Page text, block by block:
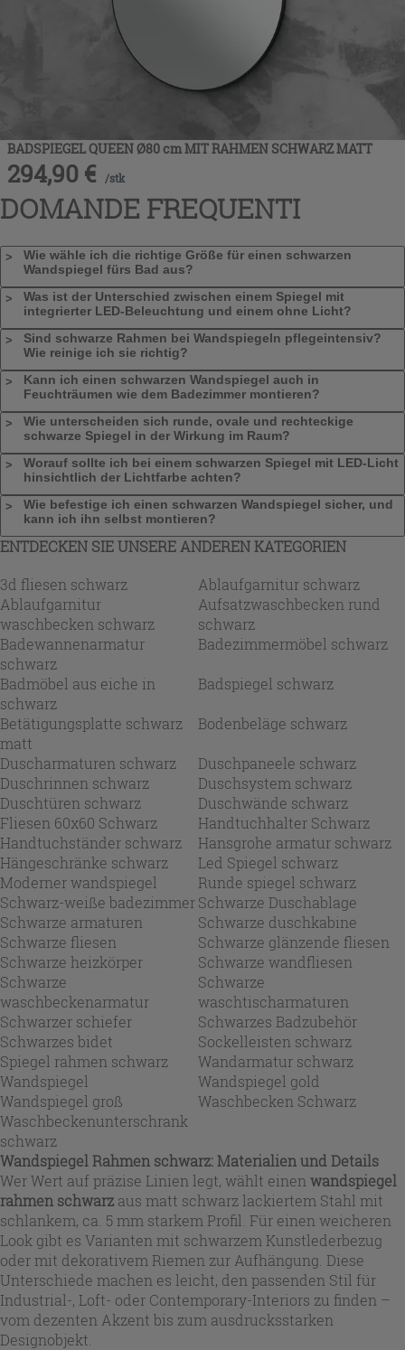
BADSPIEGEL QUEEN Ø80 cm MIT RAHMEN SCHWARZ MATT
294,90 € /stk
DOMANDE FREQUENTI
Wie wähle ich die richtige Größe für einen schwarzen
Wandspiegel fürs Bad aus?
Was ist der Unterschied zwischen einem Spiegel mit
integrierter LED-Beleuchtung und einem ohne Licht?
Sind schwarze Rahmen bei Wandspiegeln pflegeintensiv?
Wie reinige ich sie richtig?
Kann ich einen schwarzen Wandspiegel auch in
Feuchträumen wie dem Badezimmer montieren?
Wie unterscheiden sich runde, ovale und rechteckige
schwarze Spiegel in der Wirkung im Raum?
Worauf sollte ich bei einem schwarzen Spiegel mit LED-Licht
hinsichtlich der Lichtfarbe achten?
Wie befestige ich einen schwarzen Wandspiegel sicher, und
kann ich ihn selbst montieren?
ENTDECKEN SIE UNSERE ANDEREN KATEGORIEN
3d fliesen schwarz
Ablaufgarnitur schwarz
Ablaufgarnitur
waschbecken schwarz
Aufsatzwaschbecken rund
schwarz
Badewannenarmatur
schwarz
Badezimmermöbel schwarz
Badmöbel aus eiche in
schwarz
Badspiegel schwarz
Betätigungsplatte schwarz
matt
Bodenbeläge schwarz
Duscharmaturen schwarz
Duschpaneele schwarz
Duschrinnen schwarz
Duschsystem schwarz
Duschtüren schwarz
Duschwände schwarz
Fliesen 60x60 Schwarz
Handtuchhalter Schwarz
Handtuchständer schwarz
Hansgrohe armatur schwarz
Hängeschränke schwarz
Led Spiegel schwarz
Moderner wandspiegel
Runde spiegel schwarz
Schwarz-weiße badezimmerSchwarze Duschablage
Schwarze armaturen
Schwarze duschkabine
Schwarze fliesen
Schwarze glänzende fliesen
Schwarze heizkörper
Schwarze wandfliesen
Schwarze
waschbeckenarmatur
Schwarze
waschtischarmaturen
Schwarzer schiefer
Schwarzes Badzubehör
Schwarzes bidet
Sockelleisten schwarz
Spiegel rahmen schwarz
Wandarmatur schwarz
Wandspiegel
Wandspiegel gold
Wandspiegel groß
Waschbecken Schwarz
Waschbeckenunterschrank
schwarz
Wandspiegel Rahmen schwarz: Materialien und Details
Wer Wert auf präzise Linien legt, wählt einen wandspiegel
rahmen schwarz aus matt schwarz lackiertem Stahl mit
schlankem, ca. 5 mm starkem Profil. Für einen weicheren
Look gibt es Varianten mit schwarzem Kunstlederbezug
oder mit dekorativem Riemen zur Aufhängung. Diese
Unterschiede machen es leicht, den passenden Stil für
Industrial-, Loft- oder Contemporary-Interiors zu finden –
vom dezenten Akzent bis zum ausdrucksstarken
Designobjekt.